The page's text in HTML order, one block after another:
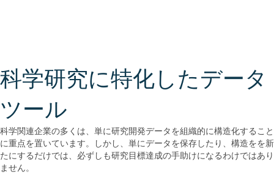
科学研究に特化したデータ
ツール
科学関連企業の多くは、単に研究開発データを組織的に構造化すること
に重点を置いています。しかし、単にデータを保存したり、構造をを新
たにするだけでは、必ずしも研究目標達成の手助けになるわけではあり
ません。